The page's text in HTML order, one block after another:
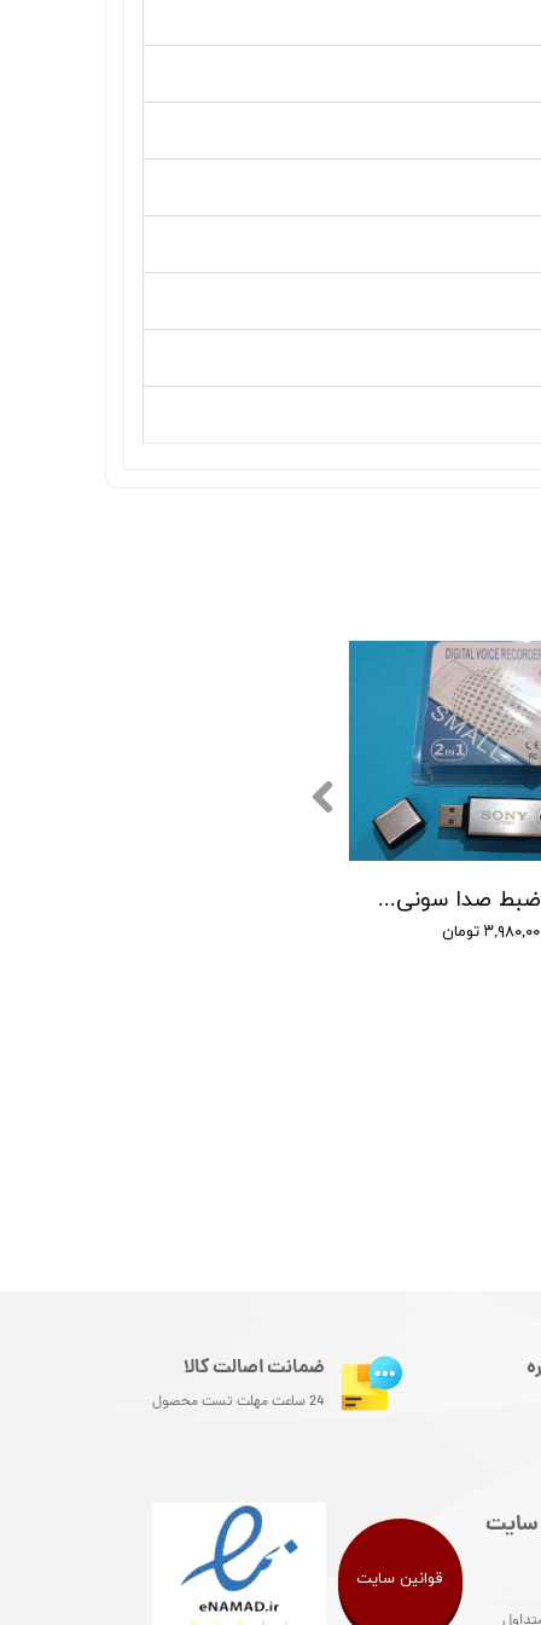
دستگاه ضبط صدا سونی مدل SONY 5560 - حافظه 16 گیگابایت
تومان
سایت
ضمانت اصالت کالا
24 ساعت مهلت تست محصول
قوانین سایت